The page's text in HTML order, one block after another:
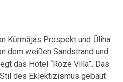
Kūrmājas Prospekt und Ūliha
dem weißen Sandstrand und
das Hotel “Roze Villa”. Das
des Eklektizismus gebaut